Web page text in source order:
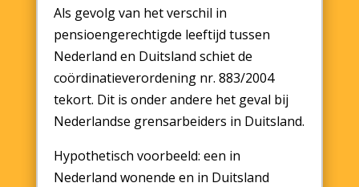
Als gevolg van het verschil in
pensioengerechtigde leeftijd tussen
Nederland en Duitsland schiet de
coördinatieverordening nr. 883/2004
tekort. Dit is onder andere het geval bij
Nederlandse grensarbeiders in Duitsland.
Hypothetisch voorbeeld: een in
Nederland wonende en in Duitsland